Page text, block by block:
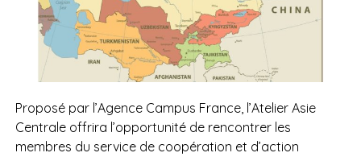
Proposé par l’Agence Campus France, l’Atelier Asie
Centrale offrira l’opportunité de rencontrer les
membres du service de coopération et d’action